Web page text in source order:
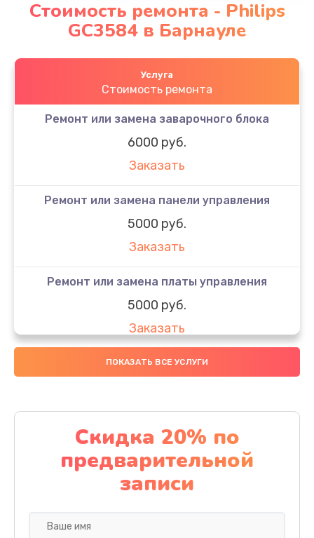
Стоимость ремонта - Philips
GC3584 в Барнауле
Услуга
Стоимость ремонта
Ремонт или замена заварочного блока
6000 руб.
Заказать
Ремонт или замена панели управления
5000 руб.
Заказать
Ремонт или замена платы управления
5000 руб.
Заказать
Ремонт или замена термоблока
Заказать
Ремонт привода варочного блока
4000 руб.
Заказать
ПОКАЗАТЬ ВСЕ УСЛУГИ
Скидка 20% по
предварительной
записи